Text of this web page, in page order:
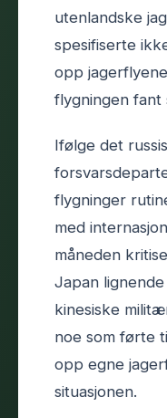
utenlandske
spesifiserte
opp
flygningen fant
Ifølge det
flygninger
med
måneden
Japan
kinesiske
noe som førte
opp egne
situasjonen.